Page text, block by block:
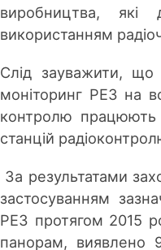
виробництва, які
використанням
Слід зауважити, що
моніторинг РЕЗ на
контролю працюють
станцій
За результатами
застосуванням
РЕЗ протягом 2015
панорам, виявлено